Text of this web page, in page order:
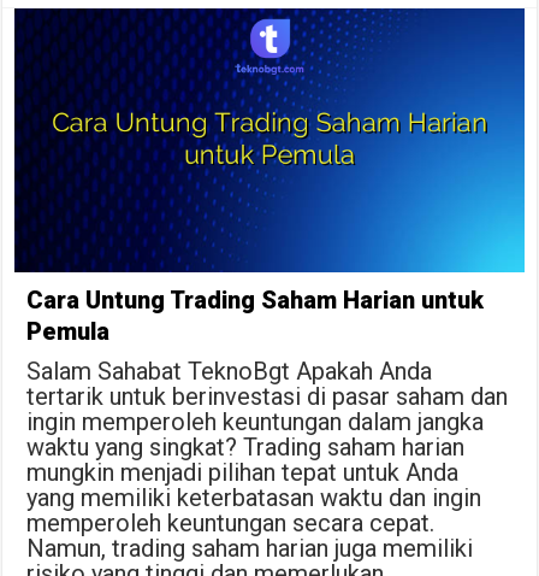
Cara Untung Trading Saham Harian untuk
Pemula
Salam Sahabat TeknoBgt Apakah Anda
tertarik untuk berinvestasi di pasar saham dan
ingin memperoleh keuntungan dalam jangka
waktu yang singkat? Trading saham harian
mungkin menjadi pilihan tepat untuk Anda
yang memiliki keterbatasan waktu dan ingin
memperoleh keuntungan secara cepat.
Namun, trading saham harian juga memiliki